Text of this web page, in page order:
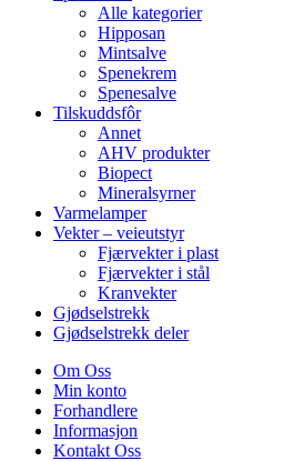
Alle kategorier
Hipposan
Mintsalve
Spenekrem
Spenesalve
Tilskuddsfôr
Annet
AHV produkter
Biopect
Mineralsyrner
Varmelamper
Vekter – veieutstyr
Fjærvekter i plast
Fjærvekter i stål
Kranvekter
Gjødselstrekk
Gjødselstrekk deler
Om Oss
Min konto
Forhandlere
Informasjon
Kontakt Oss